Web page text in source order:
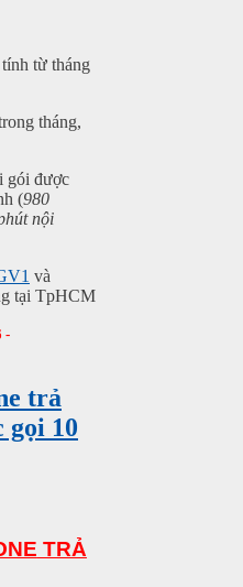
từ tháng
tháng,
gói được
(980
nội
và
tại TpHCM
-
trả
gọi 10
TRẢ